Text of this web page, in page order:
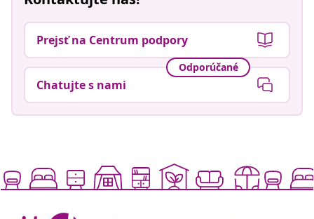
Prejsť na Centrum podpory
Odporúčané
Chatujte s nami